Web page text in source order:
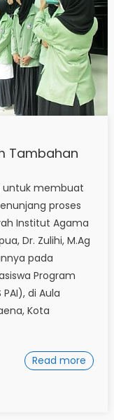
Tambahan
untuk membuat
proses
Institut Agama
Dr. Zulihi, M.Ag
pada
Program
di Aula
Kota
Read more